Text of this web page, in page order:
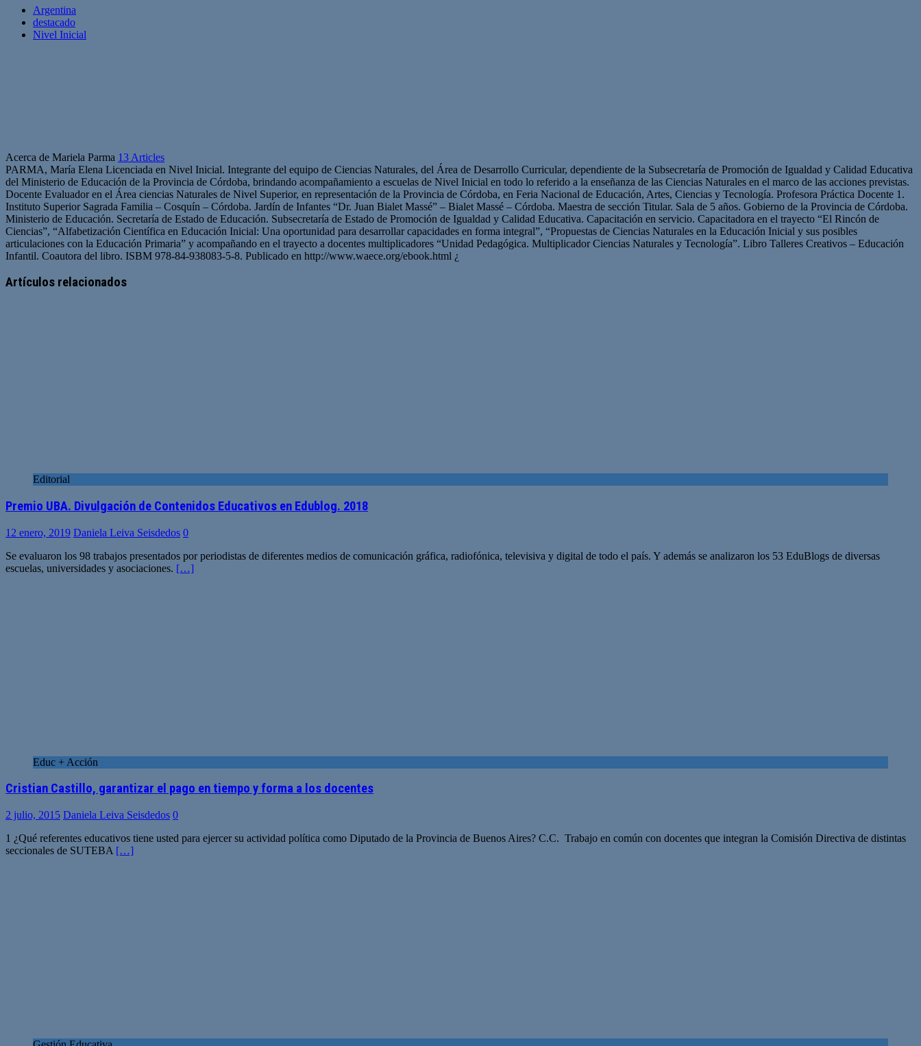
Argentina
destacado
Nivel Inicial
Acerca de Mariela Parma 13 Articles
PARMA, María Elena Licenciada en Nivel Inicial. Integrante del equipo de Ciencias Naturales, del Área de Desarrollo Curricular, dependiente de la Subsecretaría de Promoción de Igualdad y Calidad Educativa
del Ministerio de Educación de la Provincia de Córdoba, brindando acompañamiento a escuelas de Nivel Inicial en todo lo referido a la enseñanza de las Ciencias Naturales en el marco de las acciones previstas.
Docente Evaluador en el Área ciencias Naturales de Nivel Superior, en representación de la Provincia de Córdoba, en Feria Nacional de Educación, Artes, Ciencias y Tecnología. Profesora Práctica Docente 1.
Instituto Superior Sagrada Familia – Cosquín – Córdoba. Jardín de Infantes “Dr. Juan Bialet Massé” – Bialet Massé – Córdoba. Maestra de sección Titular. Sala de 5 años. Gobierno de la Provincia de Córdoba.
Ministerio de Educación. Secretaría de Estado de Educación. Subsecretaría de Estado de Promoción de Igualdad y Calidad Educativa. Capacitación en servicio. Capacitadora en el trayecto “El Rincón de
Ciencias”, “Alfabetización Científica en Educación Inicial: Una oportunidad para desarrollar capacidades en forma integral”, “Propuestas de Ciencias Naturales en la Educación Inicial y sus posibles
articulaciones con la Educación Primaria” y acompañando en el trayecto a docentes multiplicadores “Unidad Pedagógica. Multiplicador Ciencias Naturales y Tecnología”. Libro Talleres Creativos – Educación
Infantil. Coautora del libro. ISBM 978-84-938083-5-8. Publicado en http://www.waece.org/ebook.html ¿
web
Artículos relacionados
Editorial
Premio UBA. Divulgación de Contenidos Educativos en Edublog. 2018
12 enero, 2019 Daniela Leiva Seisdedos 0
Se evaluaron los 98 trabajos presentados por periodistas de diferentes medios de comunicación gráfica, radiofónica, televisiva y digital de todo el país. Y además se analizaron los 53 EduBlogs de diversas
escuelas, universidades y asociaciones. […]
Educ + Acción
Cristian Castillo, garantizar el pago en tiempo y forma a los docentes
2 julio, 2015 Daniela Leiva Seisdedos 0
1 ¿Qué referentes educativos tiene usted para ejercer su actividad política como Diputado de la Provincia de Buenos Aires? C.C. Trabajo en común con docentes que integran la Comisión Directiva de distintas
seccionales de SUTEBA […]